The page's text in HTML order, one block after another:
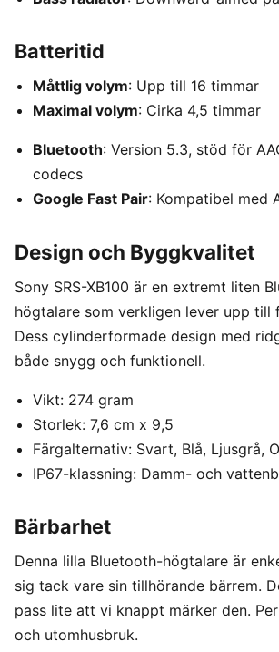
Batteritid
Måttlig volym: Upp till 16 timmar
Maximal volym: Cirka 4,5 timmar
Bluetooth: Version 5.3, stöd för
codecs
Google Fast Pair: Kompatibel med
Design och Byggkvalitet
Sony SRS-XB100 är en extremt liten
högtalare som verkligen lever upp till
Dess cylinderformade design med
både snygg och funktionell.
Vikt: 274 gram
Storlek: 7,6 cm x 9,5
Färgalternativ: Svart, Blå, Ljusgrå,
IP67-klassning: Damm- och
Bärbarhet
Denna lilla Bluetooth-högtalare är
sig tack vare sin tillhörande bärrem.
pass lite att vi knappt märker den.
och utomhusbruk.